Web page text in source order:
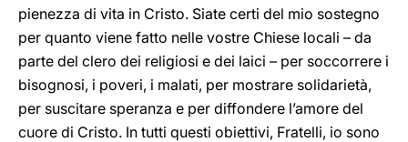
pienezza di vita in Cristo. Siate certi del mio sostegno
per quanto viene fatto nelle vostre Chiese locali – da
parte del clero dei religiosi e dei laici – per soccorrere i
bisognosi, i poveri, i malati, per mostrare solidarietà,
per suscitare speranza e per diffondere l’amore del
cuore di Cristo. In tutti questi obiettivi, Fratelli, io sono